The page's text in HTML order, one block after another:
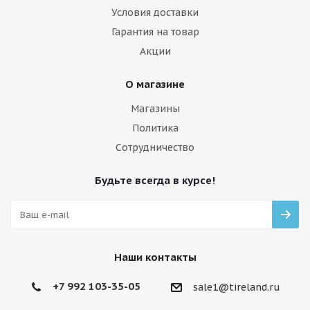
Условия доставки
Гарантия на товар
Акции
О магазине
Магазины
Политика
Сотрудничество
Будьте всегда в курсе!
Наши контакты
+7 992 103-35-05 sale1@tireland.ru